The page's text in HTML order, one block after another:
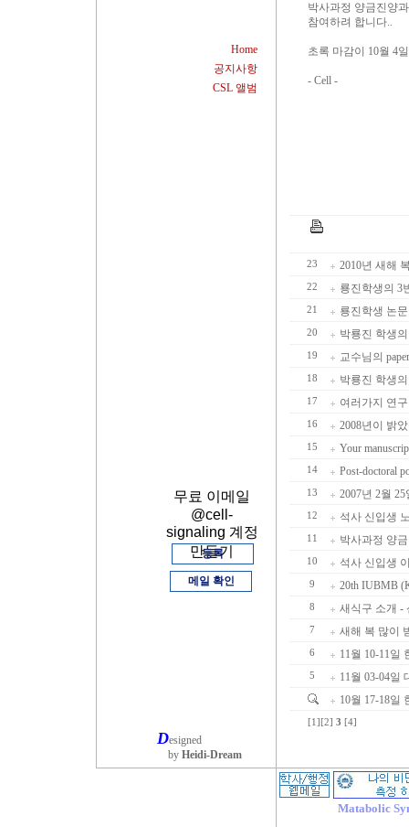
Home
공지사항
CSL 앨범
무료 이메일
@cell-
signaling 계정
만들기
등록
메일 확인
Designed
by Heidi-Dream
박사과정 양금진양
참여하려 합니다..
초록 마감이 10월 4
- Cell -
23 2010년 새해
22 룡진학생의 3
21 룡진학생 논
20 박룡진 학생
19 교수님의
18 박룡진 학생
17 여러가지 연
16 2008년이 밝
15 Your
14 Post-doctoral
13 2007년 2월
12 석사 신입생
11 박사과정 양
10 석사 신입생
9 20th IUBMB
8 새식구 소개 -
7 새해 복 많이
6 11월 10-11일
5
11월 03-04일
10월 17-18일
[1] [2] 3 [4]
Matabolic